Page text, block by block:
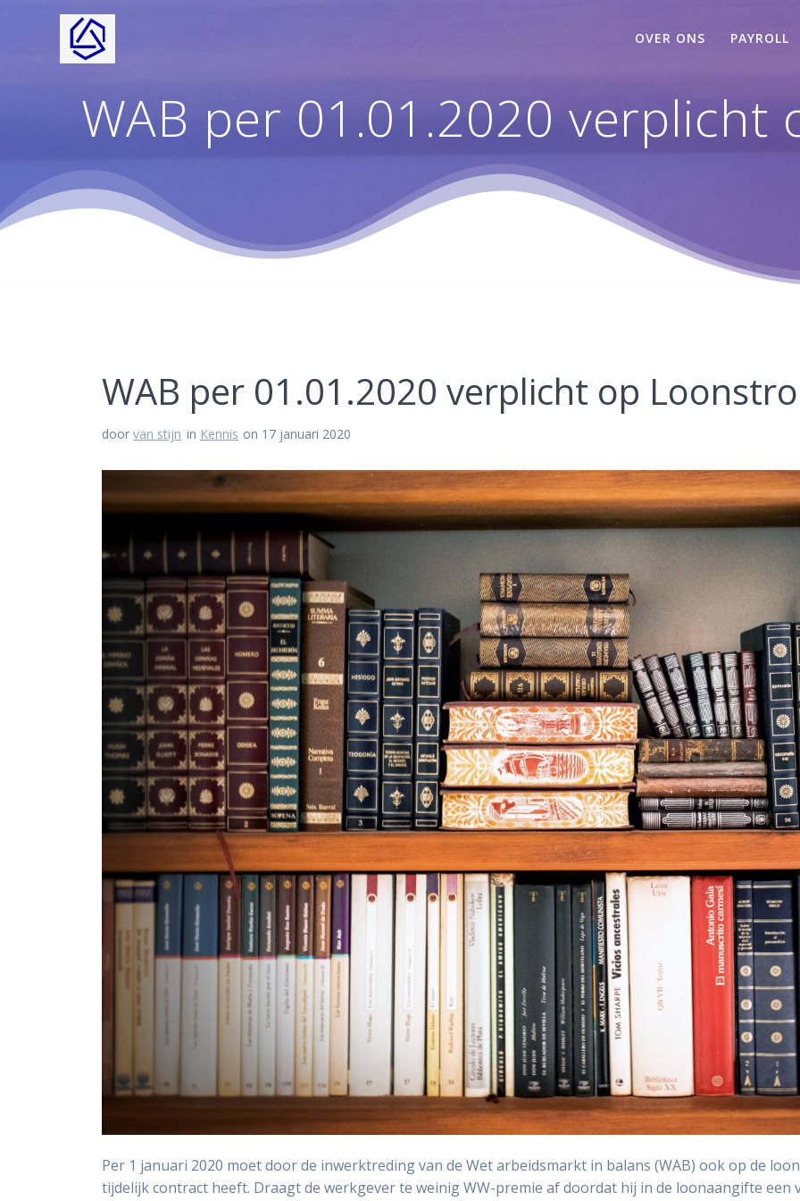
OVER ONS PAYROLL
WAB per 01.01.2020 verplicht
WAB per 01.01.2020 verplicht op
doorvan stijn in Kennis on 17 januari 2020
Per 1 januari 2020 moet door de inwerktreding van de Wet arbeidsmarkt in balans (WAB) ook op de
tijdelijk contract heeft. Draagt de werkgever te weinig WW-premie af doordat hij in de loonaangifte